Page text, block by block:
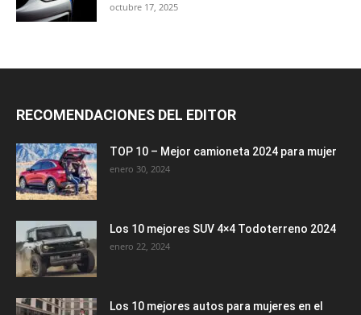
octubre 17, 2025
RECOMENDACIONES DEL EDITOR
TOP 10 – Mejor camioneta 2024 para mujer
enero 30, 2024
Los 10 mejores SUV 4×4 Todoterreno 2024
enero 22, 2024
Los 10 mejores autos para mujeres en el